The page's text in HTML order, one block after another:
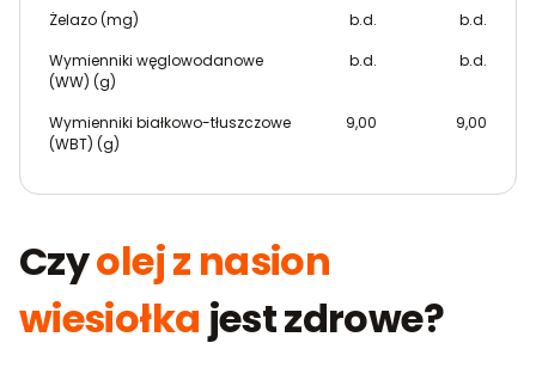
Żelazo (mg) b.d.
b.d.
Wymienniki węglowodanowe
(WW) (g)
b.d. b.d.
Wymienniki białkowo-tłuszczowe
(WBT) (g)
9,00 9,00
Czyolej z nasion
wiesiołka jest zdrowe?